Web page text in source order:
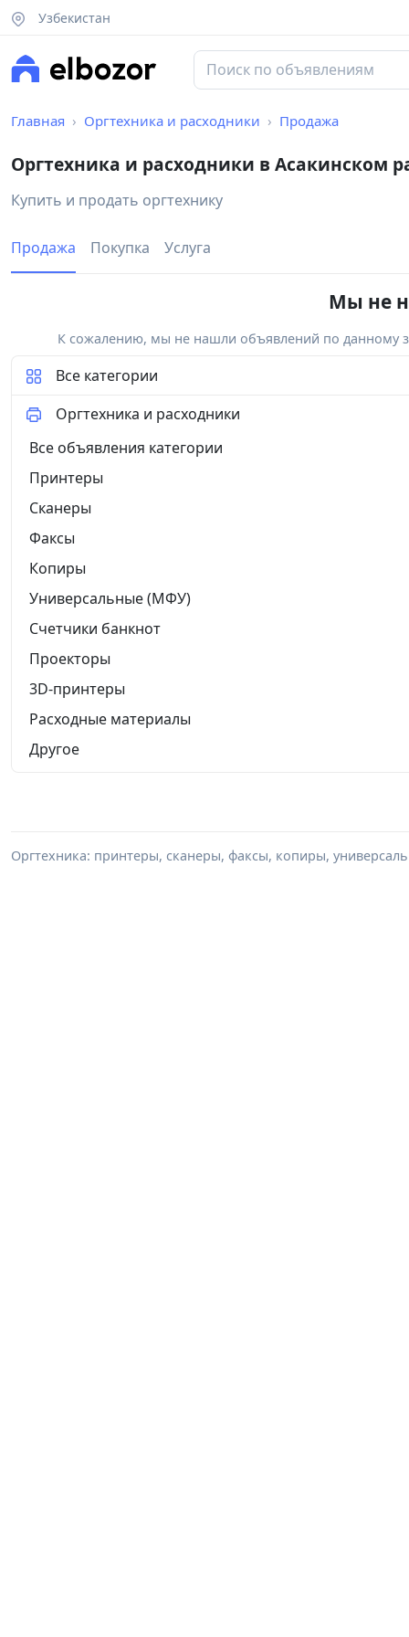
Узбекистан
Главная Оргтехника и расходники Продажа
Оргтехника и расходники в Асакинском
Купить и продать оргтехнику
Продажа Покупка Услуга
Мы не
К сожалению, мы не нашли объявлений по данному
Все категории
Оргтехника и расходники
Все объявления категории
Принтеры
Сканеры
Факсы
Копиры
Универсальные (МФУ)
Счетчики банкнот
Проекторы
3D-принтеры
Расходные материалы
Другое
Оргтехника: принтеры, сканеры, факсы, копиры,